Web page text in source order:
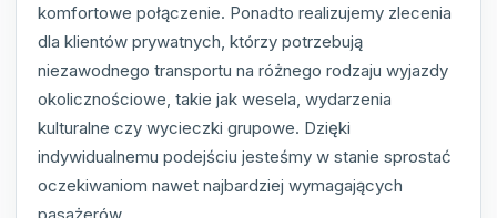
komfortowe połączenie. Ponadto realizujemy zlecenia
dla klientów prywatnych, którzy potrzebują
niezawodnego transportu na różnego rodzaju wyjazdy
okolicznościowe, takie jak wesela, wydarzenia
kulturalne czy wycieczki grupowe. Dzięki
indywidualnemu podejściu jesteśmy w stanie sprostać
oczekiwaniom nawet najbardziej wymagających